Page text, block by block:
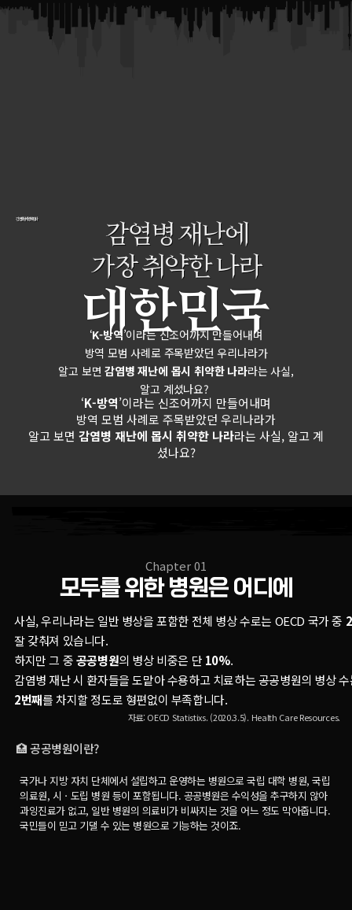
감염병 재난에 가장 취약한 나라
감염병 재난에
가장 취약한 나라
대한민국
‘K-방역’이라는 신조어까지 만들어내며
방역 모범 사례로 주목받았던 우리나라가
알고 보면 감염병 재난에 몹시 취약한 나라라는 사실,
알고 계셨나요?
‘K-방역’이라는 신조어까지 만들어내며
방역 모범 사례로 주목받았던 우리나라가
알고 보면 감염병 재난에 몹시 취약한 나라라는 사실, 알고 계
셨나요?
Chapter 01
모두를 위한 병원은 어디에
사실, 우리나라는 일반 병상을 포함한 전체 병상 수로는 OECD 국가 중
잘 갖춰져 있습니다.
하지만 그 중공공병원의 병상 비중은 단 10%.
감염병 재난 시 환자들을 도맡아 수용하고 치료하는 공공병원의 병상
2번째를 차지할 정도로 형편없이 부족합니다.
자료: OECD Statistixs. (2020.3.5). Health Care Resources.
🏥 공공병원이란?
국가나 지방 자치 단체에서 설립하고 운영하는 병원으로 국립 대학 병원, 국립
의료원, 시ㆍ도립 병원 등이 포함됩니다. 공공병원은 수익성을 추구하지 않아
과잉진료가 없고, 일반 병원의 의료비가 비싸지는 것을 어느 정도 막아줍니다.
국민들이 믿고 기댈 수 있는 병원으로 기능하는 것이죠.